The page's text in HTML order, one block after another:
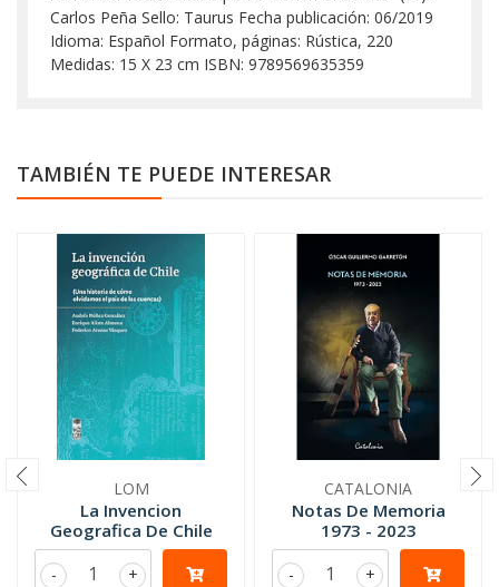
Carlos Peña Sello: Taurus Fecha publicación: 06/2019
Idioma: Español Formato, páginas: Rústica, 220
Medidas: 15 X 23 cm ISBN: 9789569635359
TAMBIÉN TE PUEDE INTERESAR
LOM
La Invencion
Geografica De Chile
+
-
CATALONIA
Notas De Memoria
1973 - 2023
+
-